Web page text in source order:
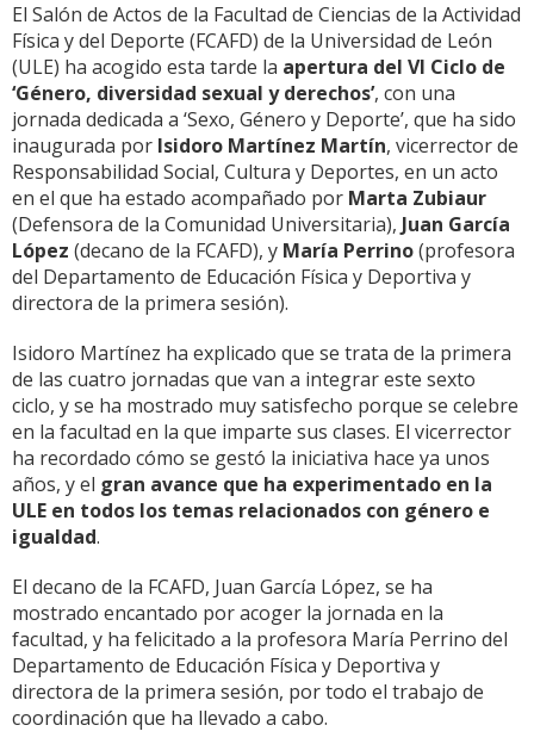
El Salón de Actos de la Facultad de Ciencias de la Actividad
Física y del Deporte (FCAFD) de la Universidad de León
(ULE) ha acogido esta tarde la apertura del VI Ciclo de
‘Género, diversidad sexual y derechos’, con una
jornada dedicada a ‘Sexo, Género y Deporte’, que ha sido
inaugurada por Isidoro Martínez Martín, vicerrector de
Responsabilidad Social, Cultura y Deportes, en un acto
en el que ha estado acompañado por Marta Zubiaur
(Defensora de la Comunidad Universitaria), Juan García
López (decano de la FCAFD), y María Perrino(profesora
del Departamento de Educación Física y Deportiva y
directora de la primera sesión).
Isidoro Martínez ha explicado que se trata de la primera
de las cuatro jornadas que van a integrar este sexto
ciclo, y se ha mostrado muy satisfecho porque se celebre
en la facultad en la que imparte sus clases. El vicerrector
ha recordado cómo se gestó la iniciativa hace ya unos
años, y el gran avance que ha experimentado en la
ULE en todos los temas relacionados con género e
igualdad.
El decano de la FCAFD, Juan García López, se ha
mostrado encantado por acoger la jornada en la
facultad, y ha felicitado a la profesora María Perrino del
Departamento de Educación Física y Deportiva y
directora de la primera sesión, por todo el trabajo de
coordinación que ha llevado a cabo.